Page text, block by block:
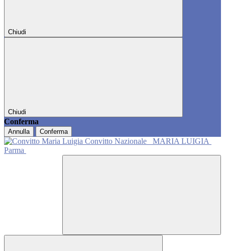
Chiudi
Chiudi
Conferma
Annulla Conferma
Convitto Nazionale
MARIA LUIGIA
Parma